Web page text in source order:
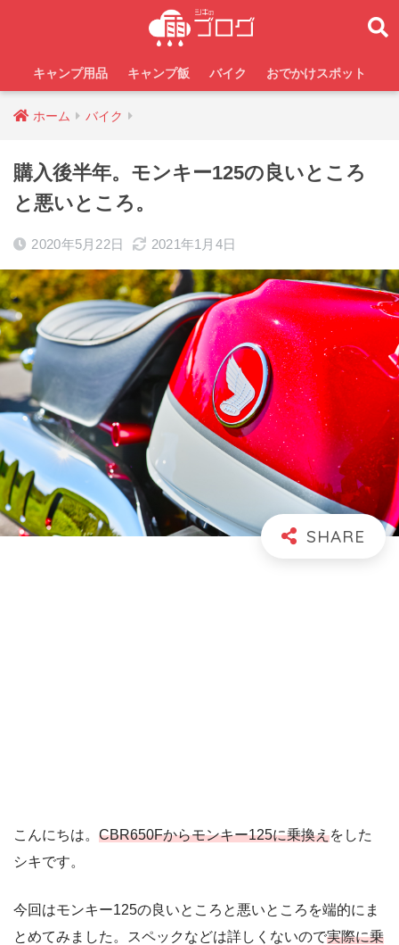
キャンプ用品 キャンプ飯 バイク おでかけスポット
ホーム バイク
購入後半年。モンキー125の良いところ
と悪いところ。
2020年5月22日 2021年1月4日
こんにちは。 CBR650Fからモンキー125に乗換えをした
シキです。
今回はモンキー125の良いところと悪いところを端的にま
とめてみました。スペックなどは詳しくないので実際に乗